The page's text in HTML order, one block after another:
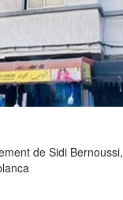
de Sidi